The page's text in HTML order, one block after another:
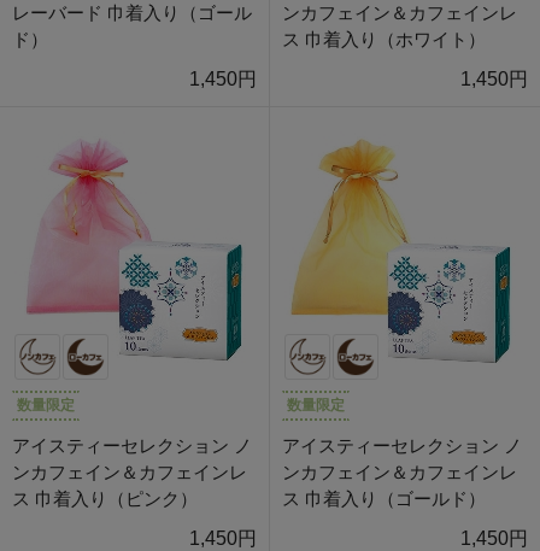
レーバード 巾着入り（ゴール
ド）
1,450円
ンカフェイン＆カフェインレ
ス 巾着入り（ホワイト）
1,450円
数量限定
アイスティーセレクション ノ
ンカフェイン＆カフェインレ
ス 巾着入り（ピンク）
1,450円
数量限定
アイスティーセレクション ノ
ンカフェイン＆カフェインレ
ス 巾着入り（ゴールド）
1,450円